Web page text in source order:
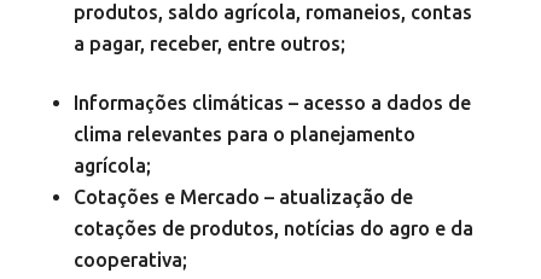
produtos, saldo agrícola, romaneios, contas
a pagar, receber, entre outros;
Informações climáticas – acesso a dados de
clima relevantes para o planejamento
agrícola;
Cotações e Mercado – atualização de
cotações de produtos, notícias do agro e da
cooperativa;